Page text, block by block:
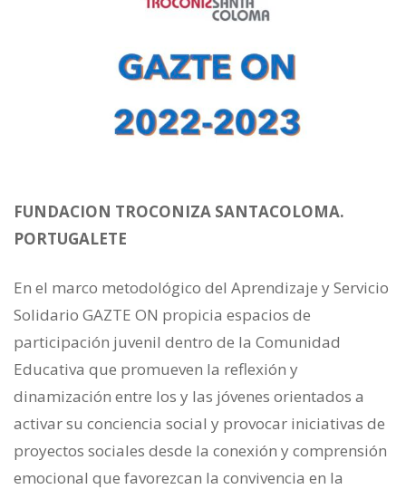
FUNDACION TROCONIZA SANTACOLOMA.
PORTUGALETE
En el marco metodológico del Aprendizaje y Servicio
Solidario GAZTE ON propicia espacios de
participación juvenil dentro de la Comunidad
Educativa que promueven la reflexión y
dinamización entre los y las jóvenes orientados a
activar su conciencia social y provocar iniciativas de
proyectos sociales desde la conexión y comprensión
emocional que favorezcan la convivencia en la